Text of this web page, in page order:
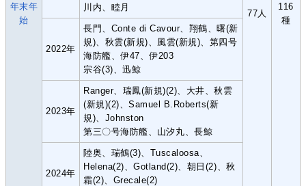
年末年
始
77人
116
種
川内、睦月
2022年
長門、Conte di Cavour、翔鶴、曙(新
規)、秋雲(新規)、風雲(新規)、第四号
海防艦、伊47、伊203
宗谷(3)、迅鯨
2023年
Ranger、瑞鳳(新規)(2)、大井、秋雲
(新規)(2)、Samuel B.Roberts(新
規)、Johnston
第三〇号海防艦、山汐丸、長鯨
2024年
陸奥、瑞鶴(3)、Tuscaloosa、
Helena(2)、Gotland(2)、朝日(2)、秋
霜(2)、Grecale(2)